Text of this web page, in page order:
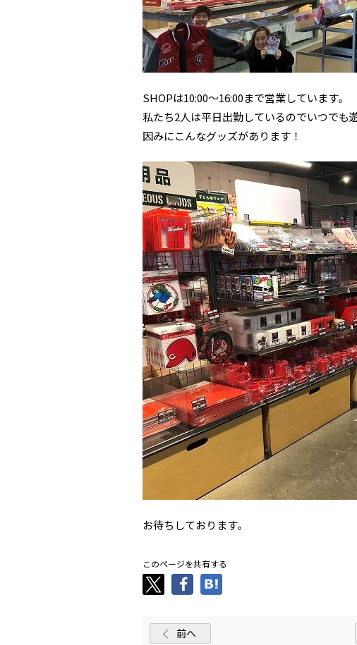
SHOPは10:00～16:00まで営業しています。
私たち2人は平日出勤しているのでいつでも
因みにこんなグッズがあります！
お待ちしております。
このページを共有する
前へ